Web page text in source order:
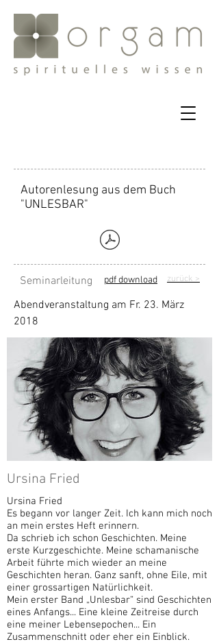
Autorenlesung aus dem Buch
"UNLESBAR"
Seminarleitung pdf download zurück >
Abendveranstaltung am Fr. 23. März
2018
Ursina Fried
Ursina Fried
Es begann vor langer Zeit. Ich kann mich noch
an mein erstes Heft erinnern.
Da schrieb ich schon Geschichten. Meine
erste Kurzgeschichte. Meine schamanische
Arbeit führte mich wieder an meine
Geschichten heran. Ganz sanft, ohne Eile, mit
einer grossartigen Natürlichkeit.
Mein erster Band „Unlesbar“ sind Geschichten
eines Anfangs... Eine kleine Zeitreise durch
eine meiner Lebensepochen... Ein
Zusammenschnitt oder eher ein Einblick.